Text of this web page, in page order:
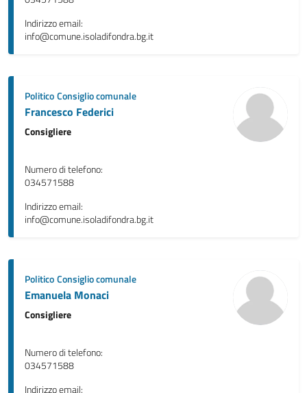
Indirizzo email:
info@comune.isoladifondra.bg.it
PoliticoConsiglio comunale
Francesco Federici
Consigliere
Numero di telefono:
034571588
Indirizzo email:
info@comune.isoladifondra.bg.it
PoliticoConsiglio comunale
Emanuela Monaci
Consigliere
Numero di telefono:
034571588
Indirizzo email: